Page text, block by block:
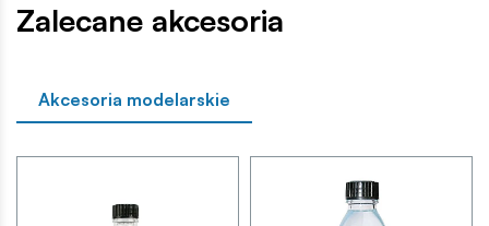
Zalecane akcesoria
Akcesoria modelarskie